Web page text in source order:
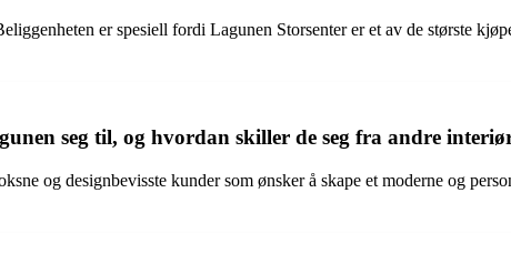
er spesiell fordi Lagunen Storsenter er et av de største
seg til, og hvordan skiller de seg fra andre
og designbevisste kunder som ønsker å skape et moderne og